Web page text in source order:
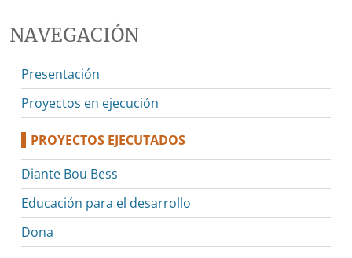
NAVEGACIÓN
Presentación
Proyectos en ejecución
PROYECTOS EJECUTADOS
Diante Bou Bess
Educación para el desarrollo
Dona